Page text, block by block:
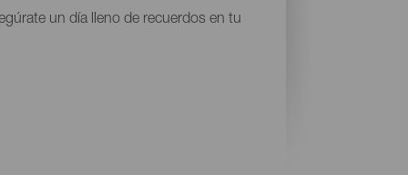
un día lleno de recuerdos en tu